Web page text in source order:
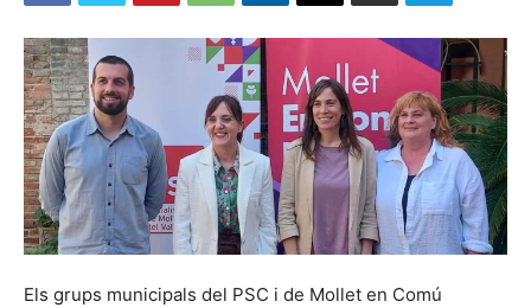
Els grups municipals del PSC i de Mollet en Comú